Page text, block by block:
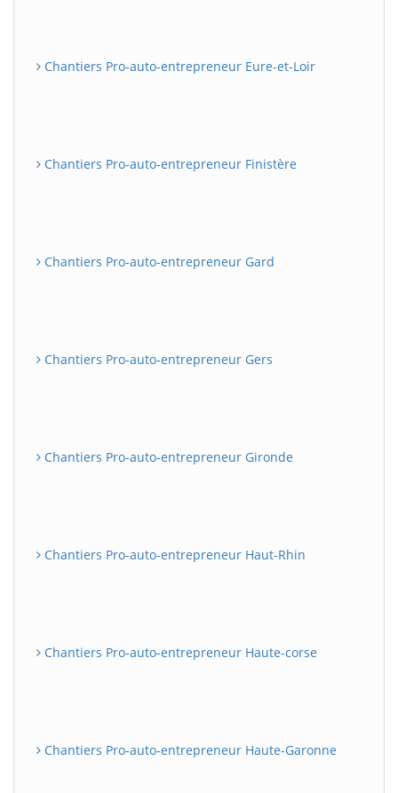
Chantiers Pro-auto-entrepreneur Eure-et-Loir
Chantiers Pro-auto-entrepreneur Finistère
Chantiers Pro-auto-entrepreneur Gard
Chantiers Pro-auto-entrepreneur Gers
Chantiers Pro-auto-entrepreneur Gironde
Chantiers Pro-auto-entrepreneur Haut-Rhin
Chantiers Pro-auto-entrepreneur Haute-corse
Chantiers Pro-auto-entrepreneur Haute-Garonne